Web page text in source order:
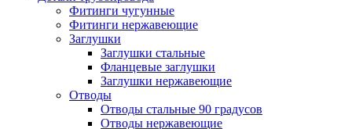
Фитинги чугунные
Фитинги нержавеющие
Заглушки
Заглушки стальные
Фланцевые заглушки
Заглушки нержавеющие
Отводы
Отводы стальные 90 градусов
Отводы нержавеющие